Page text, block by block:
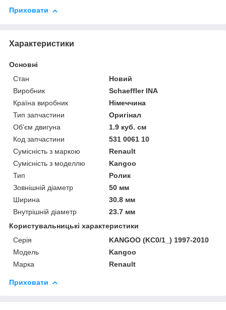
Приховати
Характеристики
Основні
Стан
Новий
Виробник
Schaeffler INA
Країна виробник
Німеччина
Тип запчастини
Оригінал
Об'єм двигуна
1.9 куб. см
Код запчастини
531 0061 10
Сумісність з маркою
Renault
Сумісність з моделлю
Kangoo
Тип
Ролик
Зовнішній діаметр
50 мм
Ширина
30.8 мм
Внутрішній діаметр
23.7 мм
Користувальницькі характеристики
Серія
KANGOO (KC0/1_) 1997-2010
Модель
Kangoo
Марка
Renault
Приховати